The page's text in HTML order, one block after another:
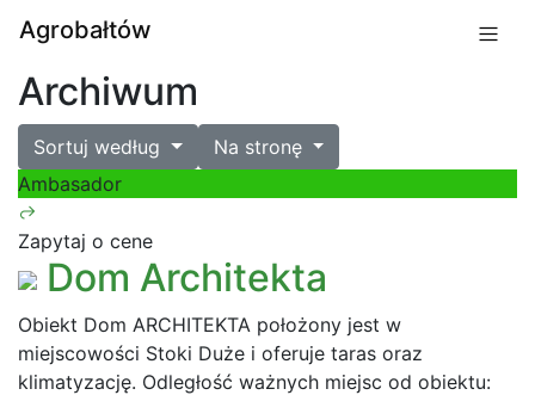
Agrobałtów
Archiwum
Sortuj według
Na stronę
Ambasador
Zapytaj o cene
Dom Architekta
Obiekt Dom ARCHITEKTA położony jest w
miejscowości Stoki Duże i oferuje taras oraz
klimatyzację. Odległość ważnych miejsc od obiektu: